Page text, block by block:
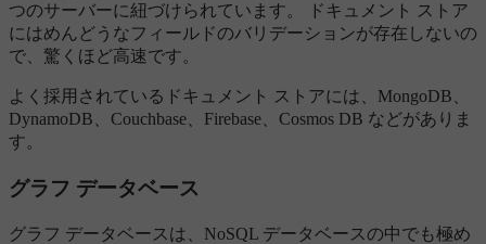
つのサーバーに紐づけられています。 ドキュメント ストア
にはめんどうなフィールドのバリデーションが存在しないの
で、驚くほど高速です。
よく採用されているドキュメント ストアには、MongoDB、
DynamoDB、Couchbase、Firebase、Cosmos DB などがありま
す。
グラフ データベース
グラフ データベースは、NoSQL データベースの中でも極め